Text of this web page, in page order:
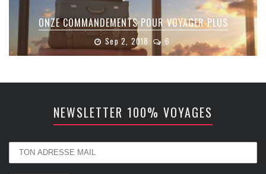
ONZE COMMANDEMENTS POUR VOYAGER PLUS
Sep 2, 2018 6
NEWSLETTER 100% VOYAGES